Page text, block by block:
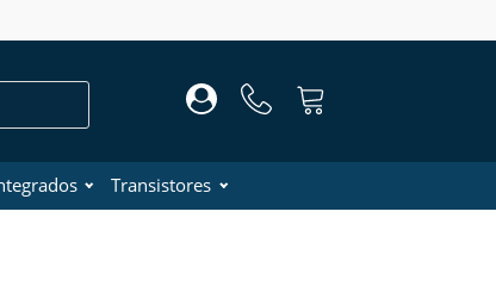
Transistores